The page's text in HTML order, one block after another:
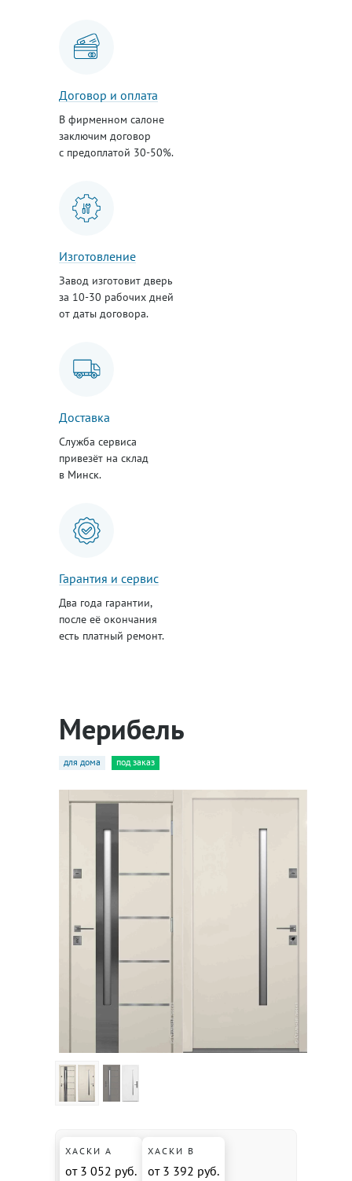
Договор и оплата
В фирменном салоне
заключим договор
с предоплатой 30-50%.
Изготовление
Завод изготовит дверь
за 10-30 рабочих дней
от даты договора.
Доставка
Служба сервиса
привезёт на склад
в Минск.
Гарантия и сервис
Два года гарантии,
после её окончания
есть платный ремонт.
Мерибель
для дома под заказ
ХАСКИ А
от 3 052 руб.
ХАСКИ В
от 3 392 руб.